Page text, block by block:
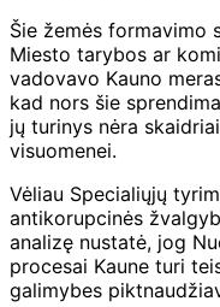
Šie žemės formavimo
Miesto tarybos ar
vadovavo Kauno
kad nors šie
jų turinys nėra
visuomenei.
Vėliau Specialiųjų
antikorupcinės
analizę nustatė, jog
procesai Kaune turi
galimybes